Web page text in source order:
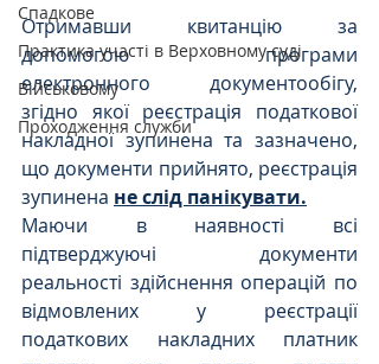
Спадкове
Практика участі в Верховному суді
Військовому
Проходження служби
Отримавши квитанцію за
допомогою програми
електронного документообігу,
згідно якої реєстрація податкової
накладної зупинена та зазначено,
що документи прийнято, реєстрація
зупинена не слід панікувати.
Маючи в наявності всі
підтверджуючі документи
реальності здійснення операцій по
відмовлених у реєстрації
податкових накладних платник